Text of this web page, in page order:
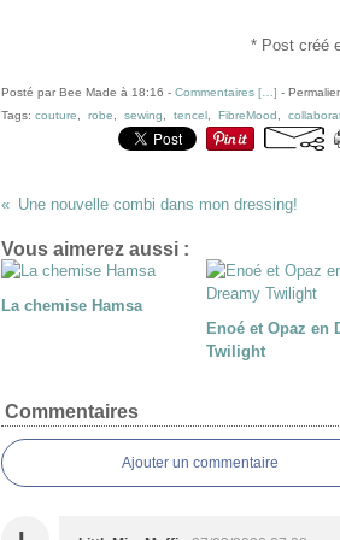
* Post créé
Posté par Bee Made à 18:16 - Commentaires [ ] -
Tags: couture robe sewing tencel FibreMood
Une nouvelle combi dans mon dressing!
Vous aimerez aussi :
La chemise Hamsa
Enoé et Opaz en
Twilight
Commentaires
Ajouter un commentaire